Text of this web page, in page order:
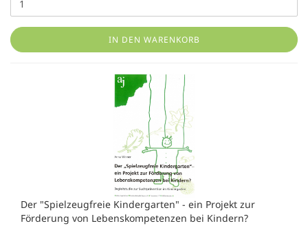
IN DEN WARENKORB
Der "Spielzeugfreie Kindergarten" - ein Projekt zur
Förderung von Lebenskompetenzen bei Kindern?